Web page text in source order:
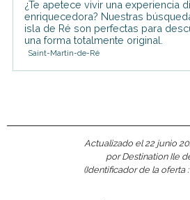
¿Te apetece vivir una experiencia
enriquecedora? Nuestras
isla de Ré son perfectas para
una forma totalmente original.
Saint-Martin-de-Ré
Actualizado el 22 junio
por Destination Ile
(Identificador de la oferta :